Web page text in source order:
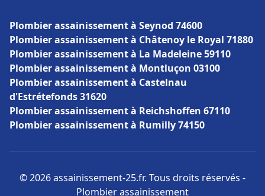
Plombier assainissement à Seynod 74600
Plombier assainissement à Châtenoy le Royal 71880
Plombier assainissement à La Madeleine 59110
Plombier assainissement à Montluçon 03100
Plombier assainissement à Castelnau
d'Estrétefonds 31620
Plombier assainissement à Reichshoffen 67110
Plombier assainissement à Rumilly 74150
© 2026 assainissement-25.fr. Tous droits réservés -
Plombier assainissement